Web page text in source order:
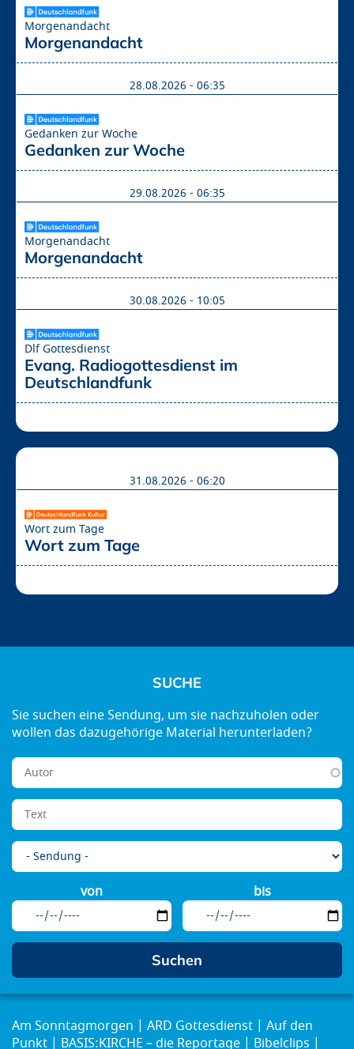
Morgenandacht
Morgenandacht
28.08.2026 - 06:35
Gedanken zur Woche
Gedanken zur Woche
29.08.2026 - 06:35
Morgenandacht
Morgenandacht
30.08.2026 - 10:05
Dlf Gottesdienst
Evang. Radiogottesdienst im
Deutschlandfunk
31.08.2026 - 06:20
Wort zum Tage
Wort zum Tage
SUCHE
von bis
Am Sonntagmorgen ARD Gottesdienst
Auf den
Punkt
BASIS:KIRCHE – die Reportage Bibelclips